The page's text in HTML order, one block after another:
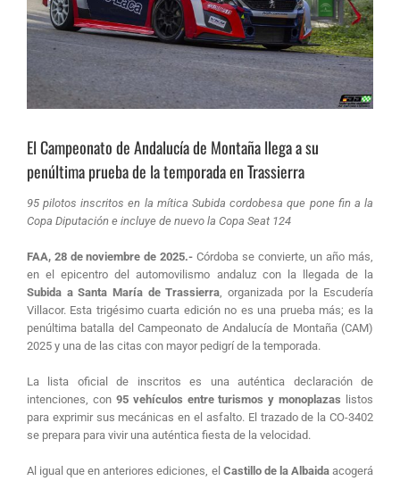
El Campeonato de Andalucía de Montaña llega a su
penúltima prueba de la temporada en Trassierra
95 pilotos inscritos en la mítica Subida cordobesa que pone fin a la
Copa Diputación e incluye de nuevo la Copa Seat 124
FAA, 28 de noviembre de 2025.- Córdoba se convierte, un año más,
en el epicentro del automovilismo andaluz con la llegada de la
Subida a Santa María de Trassierra, organizada por la Escudería
Villacor. Esta trigésimo cuarta edición no es una prueba más; es la
penúltima batalla del Campeonato de Andalucía de Montaña (CAM)
2025 y una de las citas con mayor pedigrí de la temporada.
La lista oficial de inscritos es una auténtica declaración de
intenciones, con 95 vehículos entre turismos y monoplazas listos
para exprimir sus mecánicas en el asfalto. El trazado de la CO-3402
se prepara para vivir una auténtica fiesta de la velocidad.
Al igual que en anteriores ediciones, el Castillo de la Albaidaacogerá